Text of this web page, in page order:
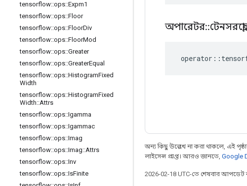
tensorflow::ops::Expm1
tensorflow::ops::Floor
tensorflow::ops::FloorDiv
tensorflow::ops::FloorMod
tensorflow::ops::Greater
tensorflow::ops::GreaterEqual
tensorflow::ops::HistogramFixed
Width
tensorflow::ops::HistogramFixed
Width::Attrs
tensorflow::ops::Igamma
tensorflow::ops::Igammac
tensorflow::ops::Imag
tensorflow::ops::Imag::Attrs
tensorflow::ops::Inv
tensorflow::ops::IsFinite
অপারেটর::টেনসরফ্লো
operator ::
অন্য কিছু উল্লেখ না করা থাকলে, এই
লাইসেন্স প্রাপ্ত। আরও জানতে, Google
2026-02-18 UTC-তে শেষবার আপডেট